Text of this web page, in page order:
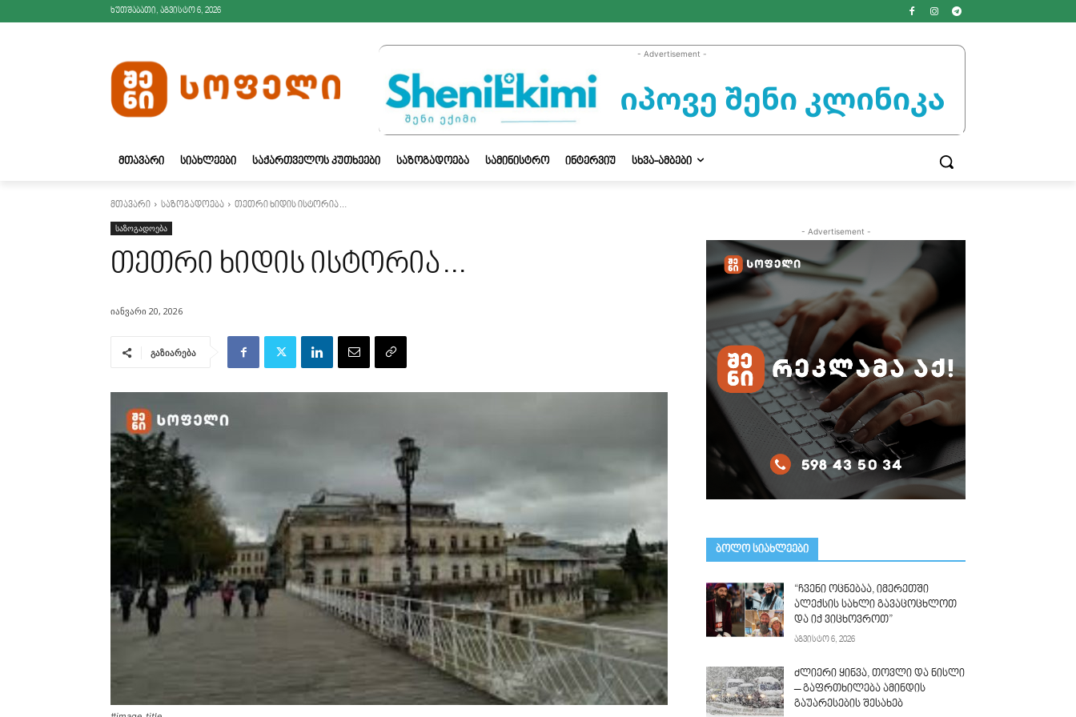
ხუთშაბათი, აგვისტო 6, 2026
- Advertisement -
ᲛᲗᲐᲕᲐᲠᲘ ᲡᲘᲐᲮᲚᲔᲔᲑᲘ ᲡᲐᲥᲐᲠᲗᲕᲔᲚᲝᲡ ᲙᲣᲗᲮᲔᲔᲑᲘ ᲡᲐᲖᲝᲒᲐᲓᲝᲔᲑᲐ ᲡᲐᲛᲘᲜᲘᲡᲢᲠᲝ ᲘᲜᲢᲔᲠᲕᲘᲣ ᲡᲮᲕᲐ-ᲐᲛᲑᲔᲑᲘ
მთავარი საზოგადოება თეთრი ხიდის ისტორია…
საზოგადოება
თეთრი ხიდის ისტორია…
იანვარი 20, 2026
გაზიარება
- Advertisement -
ᲑᲝᲚᲝ ᲡᲘᲐᲮᲚᲔᲔᲑᲘ
“ჩვენი ოცნებაა, იმერეთში
ალექსის სახლი გავაცოცხლოთ
და იქ ვიცხოვროთ”
აგვისტო 6, 2026
ძლიერი ყინვა, თოვლი და ნისლი
– გაფრთხილება ამინდის
გაუარესების შესახებ